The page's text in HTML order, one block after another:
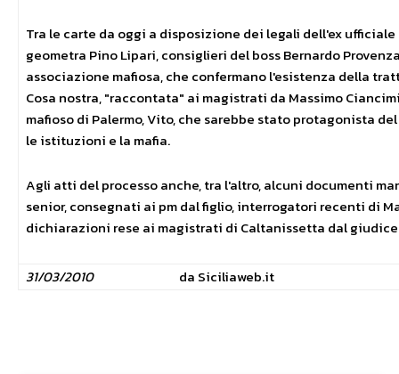
Tra le carte da oggi a disposizione dei legali dell'ex
geometra Pino Lipari, consiglieri del boss Bernardo
associazione mafiosa, che confermano l'esistenza della
Cosa nostra, "raccontata" ai magistrati da Massimo
mafioso di Palermo, Vito, che sarebbe stato protagonista
le istituzioni e la mafia.
Agli atti del processo anche, tra l'altro, alcuni documenti
senior, consegnati ai pm dal figlio, interrogatori recenti di
dichiarazioni rese ai magistrati di Caltanissetta dal giudice
31/03/2010da Siciliaweb.it